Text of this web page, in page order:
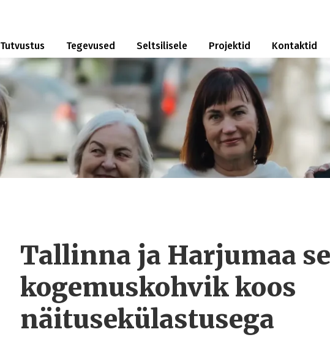
Tutvustus Tegevused Seltsilisele Projektid Kontaktid
Tallinna ja Harjumaa
kogemuskohvik koos
näitusekülastusega